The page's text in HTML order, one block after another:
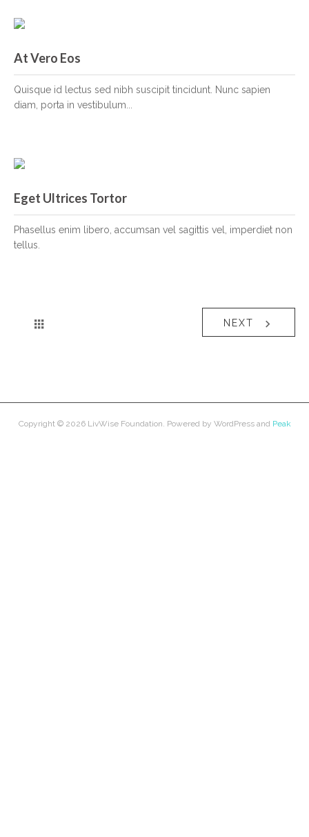
At Vero Eos
Quisque id lectus sed nibh suscipit tincidunt. Nunc sapien
diam, porta in vestibulum...
Eget Ultrices Tortor
Phasellus enim libero, accumsan vel sagittis vel, imperdiet non
tellus.
NEXT
Copyright © 2026 LivWise Foundation. Powered by WordPressand Peak